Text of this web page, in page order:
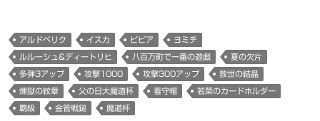
アルドベリク イスカ ピピア ヨミチ
ルルーシュ&ディートリヒ 八百万町で一番の遊戯 夏の欠片
多弾3アップ 攻撃1000 攻撃300アップ 救世の結晶
煉獄の紋章 父の日大魔道杯 看守帽 若菜のカードホルダー
覇級 金管戦鎚 魔道杯